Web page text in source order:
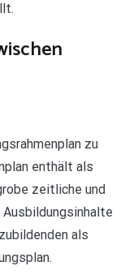
zu
enthält als
zeitliche und
als